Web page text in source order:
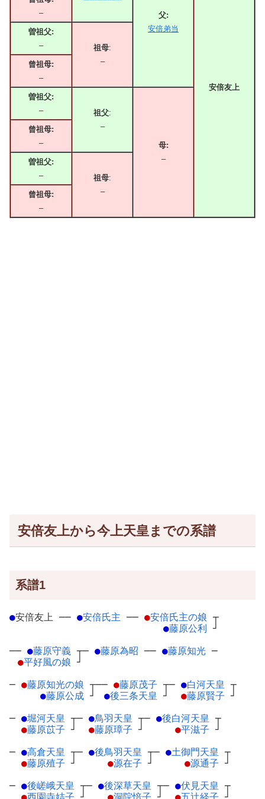
父:
安倍弟当
安倍友上
–
曽祖父:
–
祖母:
–
曾祖母:
–
曽祖父:
–
祖父:
–
母:
–
曾祖母:
–
曽祖父:
–
祖母:
–
曾祖母:
–
安倍友上から今上天皇までの系譜
系譜1
●安倍友上 ── ●安倍氏主 ── ●安倍氏主の娘 ┬
●藤原公利 ┘
── ●藤原守義 ┬
●平好風の娘 ┘
─ ●藤原為昭 ── ●藤原知光 ─
─ ●藤原知光の娘 ┬
●藤原公成 ┘
── ●藤原茂子 ┬
●後三条天皇 ┘
─ ●白河天皇 ┬
●藤原賢子 ┘
─ ●堀河天皇 ┬
●藤原苡子 ┘
─ ●鳥羽天皇 ┬
●藤原璋子 ┘
─ ●後白河天皇 ┬
●平滋子 ┘
─ ●高倉天皇 ┬
●藤原殖子 ┘
─ ●後鳥羽天皇 ┬
●源在子 ┘
─ ●土御門天皇 ┬
●源通子 ┘
─ ●後嵯峨天皇 ┬─ ●後深草天皇 ┬─ ●伏見天皇 ┬